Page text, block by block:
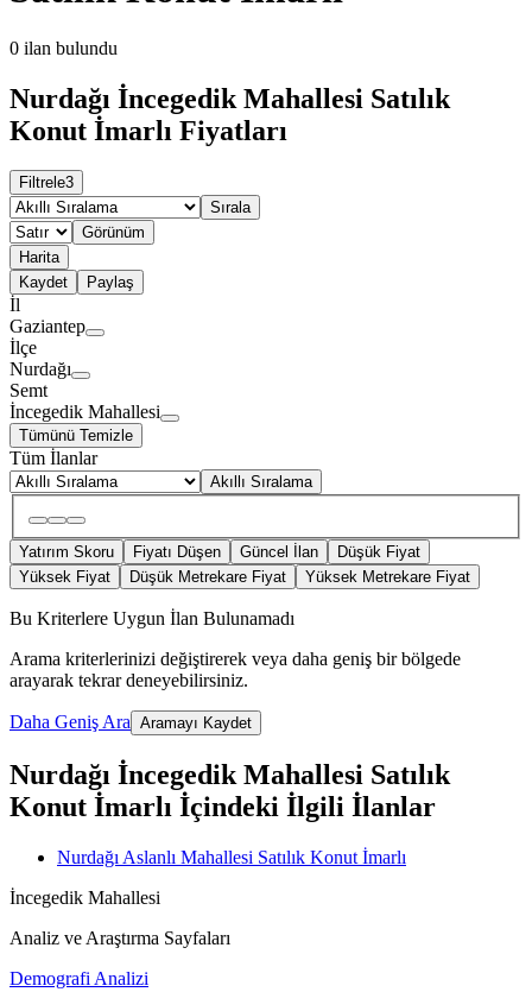
0 ilan bulundu
Nurdağı İncegedik Mahallesi Satılık
Konut İmarlı Fiyatları
Filtrele3
Sırala
Görünüm
Harita
Kaydet
Paylaş
İl
Gaziantep
İlçe
Nurdağı
Semt
İncegedik Mahallesi
Tümünü Temizle
Tüm İlanlar
Akıllı Sıralama
Yatırım Skoru Fiyatı Düşen Güncel İlan
Düşük Fiyat
Yüksek Fiyat
Düşük Metrekare Fiyat Yüksek Metrekare Fiyat
Bu Kriterlere Uygun İlan Bulunamadı
Arama kriterlerinizi değiştirerek veya daha geniş bir bölgede
arayarak tekrar deneyebilirsiniz.
Daha Geniş Ara Aramayı Kaydet
Nurdağı İncegedik Mahallesi Satılık
Konut İmarlı İçindeki İlgili İlanlar
Nurdağı Aslanlı Mahallesi Satılık Konut İmarlı
İncegedik Mahallesi
Analiz ve Araştırma Sayfaları
Demografi Analizi